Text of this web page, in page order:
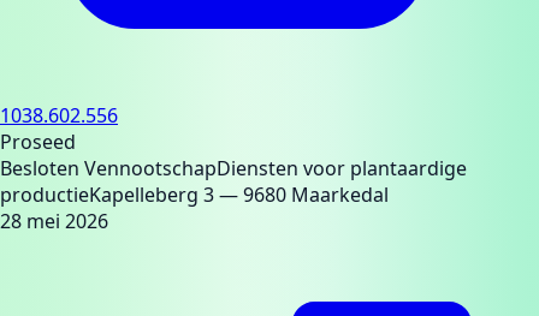
1038.602.556
Proseed
Besloten VennootschapDiensten voor plantaardige
productieKapelleberg 3— 9680 Maarkedal
28 mei 2026